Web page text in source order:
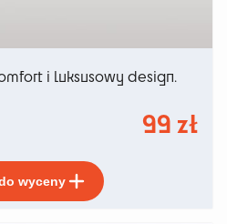
i luksusowy design.
99 zł
wyceny
produkt
ma